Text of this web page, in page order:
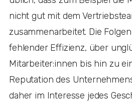
nicht gut mit dem
zusammenarbeitet. Die
fehlender Effizienz, über
Mitarbeiter:innen bis hin zu
Reputation des
daher im Interesse jedes